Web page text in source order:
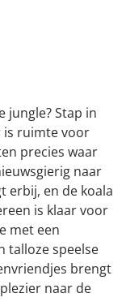
jungle? Stap in
is ruimte voor
precies waar
naar
erbij, en de koala
is klaar voor
met een
talloze speelse
brengt
naar de